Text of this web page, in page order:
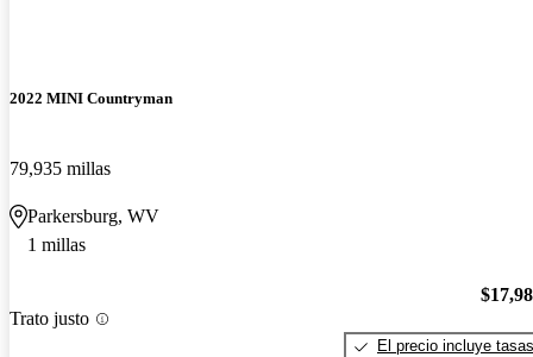
2022 MINI Countryman
79,935 millas
Parkersburg, WV
1 millas
Trato justo
El precio incluye tasas